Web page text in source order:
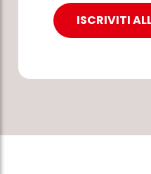
ISCRIVITI